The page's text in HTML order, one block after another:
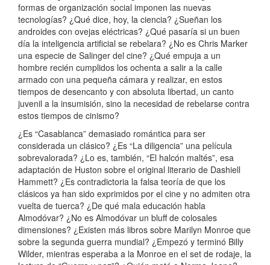
formas de organización social imponen las nuevas
tecnologías? ¿Qué dice, hoy, la ciencia? ¿Sueñan los
androides con ovejas eléctricas? ¿Qué pasaría si un buen
día la inteligencia artificial se rebelara? ¿No es Chris Marker
una especie de Salinger del cine? ¿Qué empuja a un
hombre recién cumplidos los ochenta a salir a la calle
armado con una pequeña cámara y realizar, en estos
tiempos de desencanto y con absoluta libertad, un canto
juvenil a la insumisión, sino la necesidad de rebelarse contra
estos tiempos de cinismo?
¿Es “Casablanca” demasiado romántica para ser
considerada un clásico? ¿Es “La diligencia” una película
sobrevalorada? ¿Lo es, también, “El halcón maltés”, esa
adaptación de Huston sobre el original literario de Dashiell
Hammett? ¿Es contradictoria la falsa teoría de que los
clásicos ya han sido exprimidos por el cine y no admiten otra
vuelta de tuerca? ¿De qué mala educación habla
Almodóvar? ¿No es Almodóvar un bluff de colosales
dimensiones? ¿Existen más libros sobre Marilyn Monroe que
sobre la segunda guerra mundial? ¿Empezó y terminó Billy
Wilder, mientras esperaba a la Monroe en el set de rodaje, la